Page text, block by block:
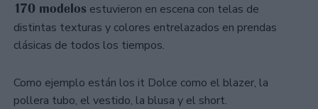
170 modelos estuvieron en escena con telas de
distintas texturas y colores entrelazados en prendas
clásicas de todos los tiempos.
Como ejemplo están los it Dolce como el blazer, la
pollera tubo, el vestido, la blusa y el short.